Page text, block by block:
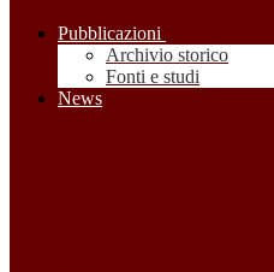
Pubblicazioni
Archivio storico
Fonti e studi
News